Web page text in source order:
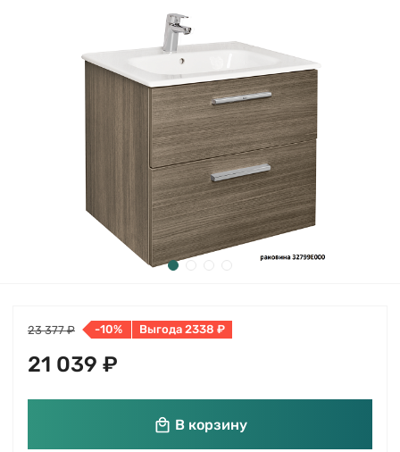
23 377 ₽ -10% Выгода 2338 ₽
21 039 ₽
В корзину